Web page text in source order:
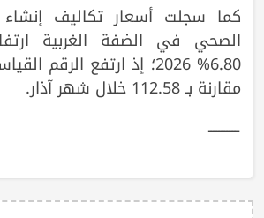
كما سجلت أسعار تكاليف
الصحي في الضفة الغربية
مقارنة بـ 112.58 خلال شهر آذار.
ـــــــــــ